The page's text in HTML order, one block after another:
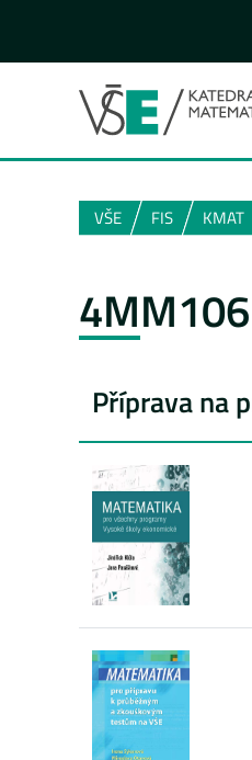
VŠE FIS KMAT
Příprava na